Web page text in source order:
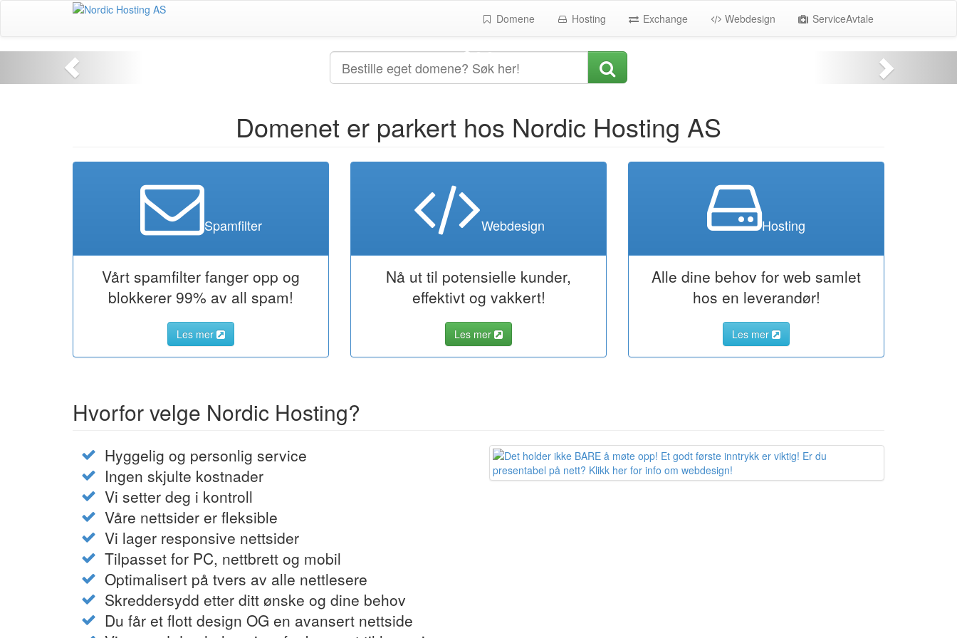
Domene Hosting Exchange Webdesign ServiceAvtale
Domenet er parkert hos Nordic Hosting AS
Spamfilter
Vårt spamfilter fanger opp og
blokkerer 99% av all spam!
Les mer
Webdesign
Nå ut til potensielle kunder,
effektivt og vakkert!
Les mer
Hosting
Alle dine behov for web samlet
hos en leverandør!
Les mer
Hvorfor velge Nordic Hosting?
Hyggelig og personlig service
Ingen skjulte kostnader
Vi setter deg i kontroll
Våre nettsider er fleksible
Vi lager responsive nettsider
Tilpasset for PC, nettbrett og mobil
Optimalisert på tvers av alle nettlesere
Skreddersydd etter ditt ønske og dine behov
Du får et flott design OG en avansert nettside